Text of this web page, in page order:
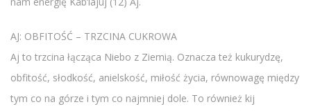
AJ: OBFITOŚĆ – TRZCINA CUKROWA
Aj to trzcina łącząca Niebo z Ziemią. Oznacza też kukurydzę,
obfitość, słodkość, anielskość, miłość życia, równowagę między
tym co na górze i tym co najmniej dole. To również kij